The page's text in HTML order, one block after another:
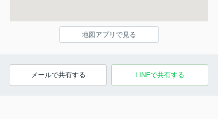
地図アプリで見る
メールで共有する LINEで共有する